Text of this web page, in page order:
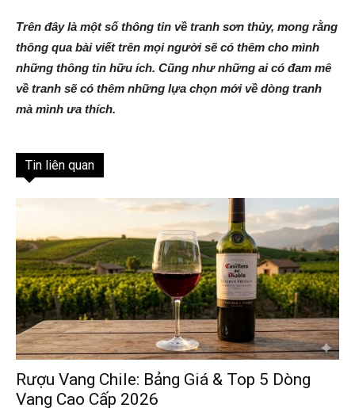
Trên đây là một số thông tin về tranh sơn thủy, mong rằng
thông qua bài viết trên mọi người sẽ có thêm cho mình
những thông tin hữu ích. Cũng như những ai có đam mê
về tranh sẽ có thêm những lựa chọn mới về dòng tranh
mà mình ưa thích.
Tin liên quan
Rượu Vang Chile: Bảng Giá & Top 5 Dòng
Vang Cao Cấp 2026